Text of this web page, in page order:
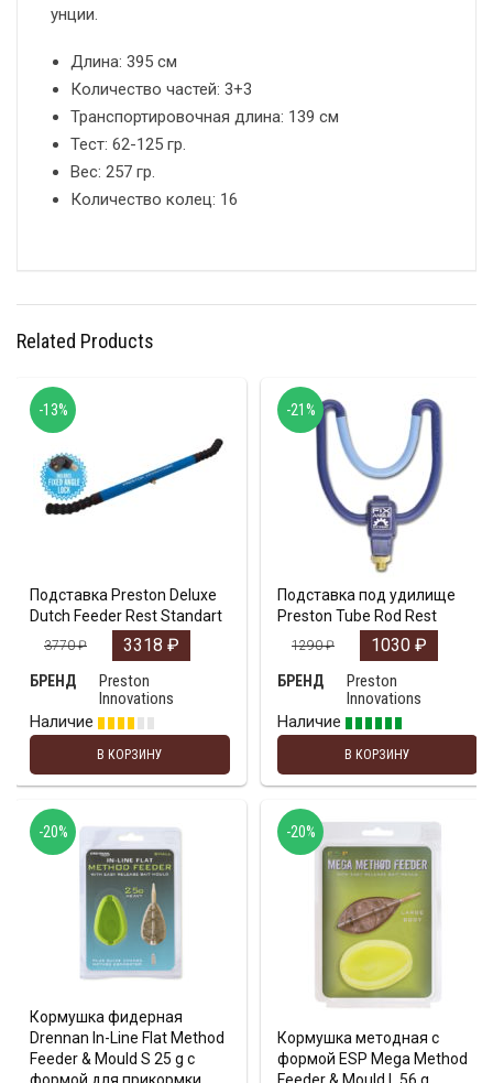
унции.
Длина: 395 см
Количество частей: 3+3
Транспортировочная длина: 139 см
Тест: 62-125 гр.
Вес: 257 гр.
Количество колец: 16
Related Products
Подставка Preston Deluxe
Dutch Feeder Rest Standart
3770₽ 3318 ₽
БРЕНД
Preston
Innovations
Наличие
В КОРЗИНУ
-13%
Подставка под удилище
Preston Tube Rod Rest
1290₽ 1030 ₽
БРЕНД
Preston
Innovations
Наличие
В КОРЗИНУ
-21%
Кормушка фидерная
Drennan In-Line Flat Method
Feeder & Mould S 25 g с
-20%
Кормушка методная с
формой ESP Mega Method
-20%